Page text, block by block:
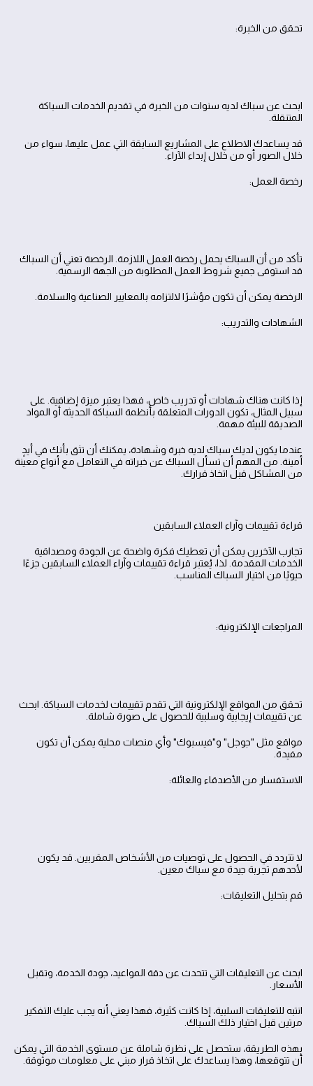
تحقق من الخبرة:
ابحث عن سباك لديه سنوات من الخبرة في تقديم الخدمات السباكة
المتنقلة.
قد يساعدك الاطلاع على المشاريع السابقة التي عمل عليها، سواء من
خلال الصور أو من خلال إبداء الآراء.
رخصة العمل:
تأكد من أن السباك يحمل رخصة العمل اللازمة. الرخصة تعني أن السباك
قد استوفى جميع شروط العمل المطلوبة من الجهة الرسمية.
الرخصة يمكن أن تكون مؤشرًا لالتزامه بالمعايير الصناعية والسلامة.
الشهادات والتدريب:
إذا كانت هناك شهادات أو تدريب خاص، فهذا يعتبر ميزة إضافية. على
سبيل المثال، تكون الدورات المتعلقة بأنظمة السباكة الحديثة أو المواد
الصديقة للبيئة مهمة.
عندما يكون لديك سباك لديه خبرة وشهادة، يمكنك أن تثق بأنك في أيدٍ
أمينة. من المهم أن تسأل السباك عن خبراته في التعامل مع أنواع معينة
من المشاكل قبل اتخاذ قرارك.
قراءة تقييمات وآراء العملاء السابقين
تجارب الآخرين يمكن أن تعطيك فكرة واضحة عن الجودة ومصداقية
الخدمات المقدمة. لذا، يُعتبر قراءة تقييمات وآراء العملاء السابقين جزءًا
حيويًا من اختيار السباك المناسب.
المراجعات الإلكترونية:
تحقق من المواقع الإلكترونية التي تقدم تقييمات لخدمات السباكة. ابحث
عن تقييمات إيجابية وسلبية للحصول على صورة شاملة.
مواقع مثل "جوجل" و"فيسبوك" وأي منصات محلية يمكن أن تكون
مفيدة.
الاستفسار من الأصدقاء والعائلة:
لا تتردد في الحصول على توصيات من الأشخاص المقربين. قد يكون
لأحدهم تجربة جيدة مع سباك معين.
قم بتحليل التعليقات:
ابحث عن التعليقات التي تتحدث عن دقة المواعيد، جودة الخدمة، وتقبل
الأسعار.
انتبه للتعليقات السلبية، إذا كانت كثيرة، فهذا يعني أنه يجب عليك التفكير
مرتين قبل اختيار ذلك السباك.
بهذه الطريقة، ستحصل على نظرة شاملة عن مستوى الخدمة التي يمكن
أن تتوقعها، وهذا يساعدك على اتخاذ قرار مبني على معلومات موثوقة.